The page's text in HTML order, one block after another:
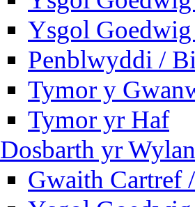
Ysgol
Penblwyddi /
Tymor y
Tymor yr Haf
Dosbarth yr
Gwaith Cartref